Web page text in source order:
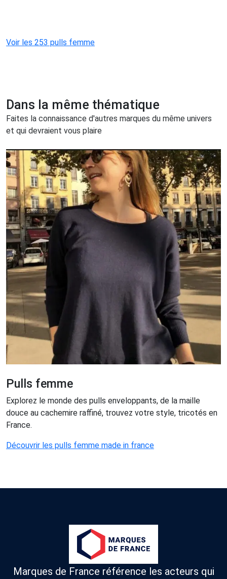
Voir les 253 pulls femme
Dans la même thématique
Faites la connaissance d'autres marques du même univers
et qui devraient vous plaire
Pulls femme
Explorez le monde des pulls enveloppants, de la maille
douce au cachemire raffiné, trouvez votre style, tricotés en
France.
Découvrir les pulls femme made in france
Marques de France référence les acteurs qui